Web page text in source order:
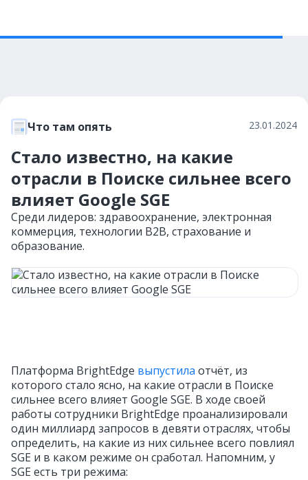
Что там опять 23.01.2024
Стало известно, на какие
отрасли в Поиске сильнее всего
влияет Google SGE
Среди лидеров: здравоохранение, электронная
коммерция, технологии B2B, страхование и
образование.
Платформа BrightEdge выпустила отчёт, из
которого стало ясно, на какие отрасли в Поиске
сильнее всего влияет Google SGE. В ходе своей
работы сотрудники BrightEdge проанализировали
один миллиард запросов в девяти отраслях, чтобы
определить, на какие из них сильнее всего повлиял
SGE и в каком режиме он сработал. Напомним, у
SGE есть три режима: